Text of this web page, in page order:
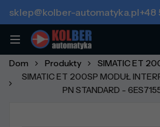
sklep@kolber-automatyka.pl+48
Dom Produkty SIMATIC ET
SIMATIC ET 200SP MODUŁ
PN STANDARD -